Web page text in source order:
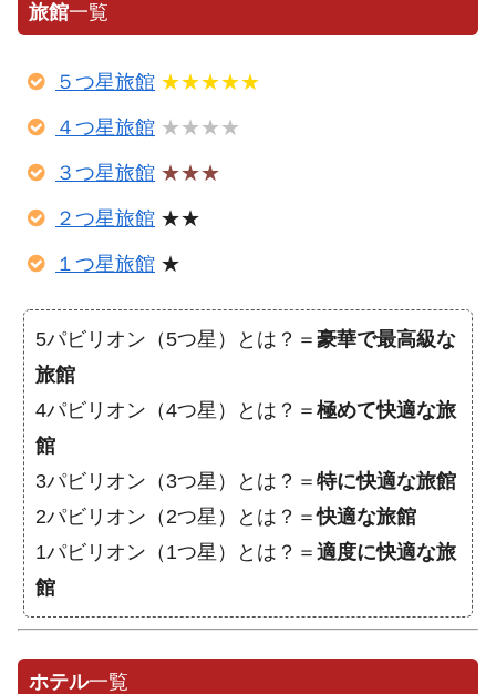
旅館一覧
５つ星旅館 ★★★★★
４つ星旅館 ★★★★
３つ星旅館 ★★★
２つ星旅館 ★★
１つ星旅館 ★
5パビリオン（5つ星）とは？＝ 豪華で最高級な
旅館
4パビリオン（4つ星）とは？＝ 極めて快適な旅
館
3パビリオン（3つ星）とは？＝ 特に快適な旅館
2パビリオン（2つ星）とは？＝快適な旅館
1パビリオン（1つ星）とは？＝ 適度に快適な旅
館
ホテル一覧